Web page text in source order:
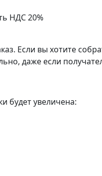
НДС 20%
Если вы хотите
даже если
будет увеличена: